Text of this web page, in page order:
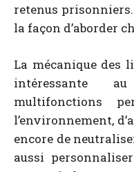
retenus
la façon d’aborder
La mécanique des
intéressante
multifonctions
l’environnement,
encore de
aussi